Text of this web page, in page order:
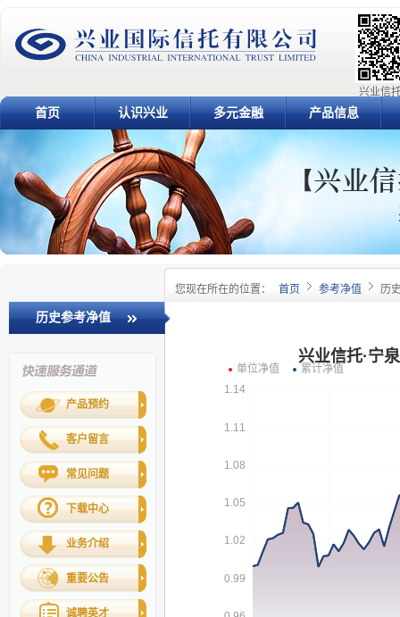
兴业信
首页 认识兴业 多元金融 产品信息
您现在所在的位置： 首页 参考净值 历
历史参考净值
产品预约
客户留言
常见问题
下载中心
业务介绍
重要公告
诚聘英才